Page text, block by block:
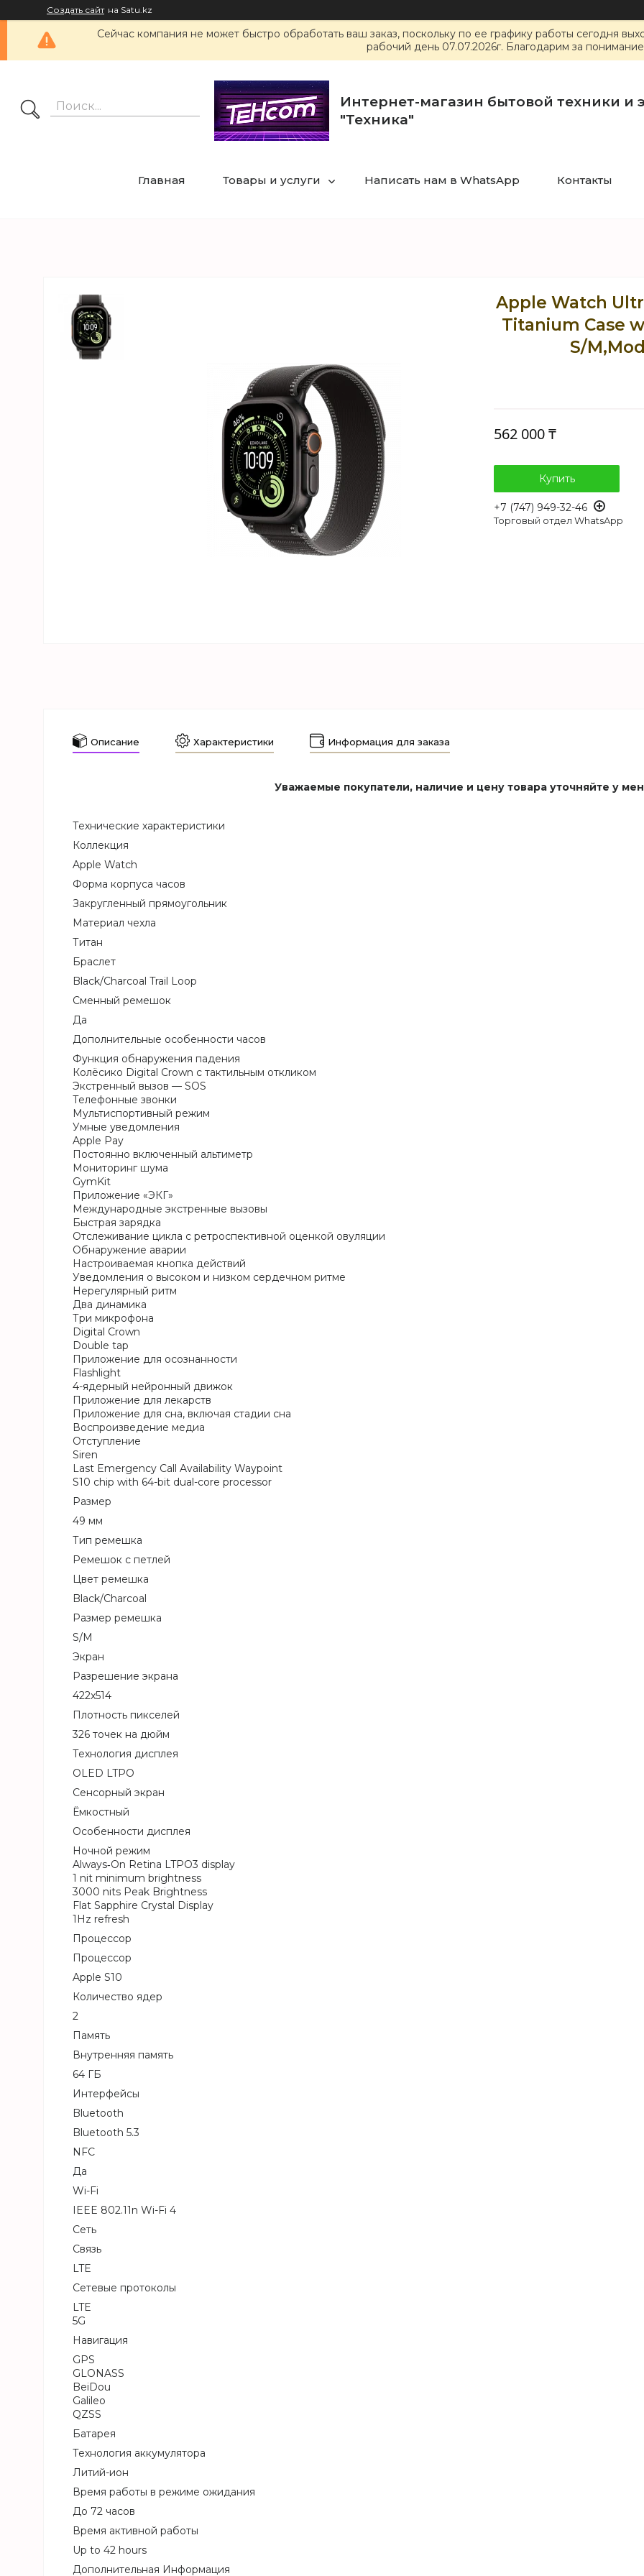
Создать сайт на Satu.kz
Сейчас компания не может быстро обработать ваш заказ, поскольку по ее графику работы сегодня
рабочий день 07.07.2026г. Благодарим за
Интернет-магазин бытовой техники и
"Техника"
Главная Товары и услуги Написать нам в WhatsApp Контакты
Apple Watch
Titanium Case
S/
562 000 ₸
Купить
+7 (747) 949-32-46
Торговый отдел WhatsApp
Описание Характеристики Информация для заказа
Уважаемые покупатели, наличие и цену товара уточняйте у
Технические характеристики
Коллекция
Apple Watch
Форма корпуса часов
Закругленный прямоугольник
Материал чехла
Титан
Браслет
Black/Charcoal Trail Loop
Сменный ремешок
Да
Дополнительные особенности часов
Функция обнаружения падения
Колёсико Digital Crown с тактильным откликом
Экстренный вызов — SOS
Телефонные звонки
Мультиспортивный режим
Умные уведомления
Apple Pay
Постоянно включенный альтиметр
Мониторинг шума
GymKit
Приложение «ЭКГ»
Международные экстренные вызовы
Быстрая зарядка
Отслеживание цикла с ретроспективной оценкой овуляции
Обнаружение аварии
Настроиваемая кнопка действий
Уведомления о высоком и низком сердечном ритме
Нерегулярный ритм
Два динамика
Три микрофона
Digital Crown
Double tap
Приложение для осознанности
Flashlight
4-ядерный нейронный движок
Приложение для лекарств
Приложение для сна, включая стадии сна
Воспроизведение медиа
Отступление
Siren
Last Emergency Call Availability Waypoint
S10 chip with 64-bit dual-core processor
Размер
49 мм
Тип ремешка
Ремешок с петлей
Цвет ремешка
Black/Charcoal
Размер ремешка
S/M
Экран
Разрешение экрана
422x514
Плотность пикселей
326 точек на дюйм
Технология дисплея
OLED LTPO
Сенсорный экран
Ёмкостный
Особенности дисплея
Ночной режим
Always‑On Retina LTPO3 display
1 nit minimum brightness
3000 nits Peak Brightness
Flat Sapphire Crystal Display
1Hz refresh
Процессор
Процессор
Apple S10
Количество ядер
2
Память
Внутренняя память
64 ГБ
Интерфейсы
Bluetooth
Bluetooth 5.3
NFC
Да
Wi-Fi
IEEE 802.11n Wi-Fi 4
Сеть
Связь
LTE
Сетевые протоколы
LTE
5G
Навигация
GPS
GLONASS
BeiDou
Galileo
QZSS
Батарея
Технология аккумулятора
Литий-ион
Время работы в режиме ожидания
До 72 часов
Время активной работы
Up to 42 hours
Дополнительная Информация